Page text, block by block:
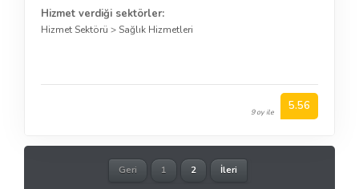
Hizmet verdiği sektörler:
Hizmet Sektörü > Sağlık Hizmetleri
9 oy ile 5.56
Geri 1 2 İleri